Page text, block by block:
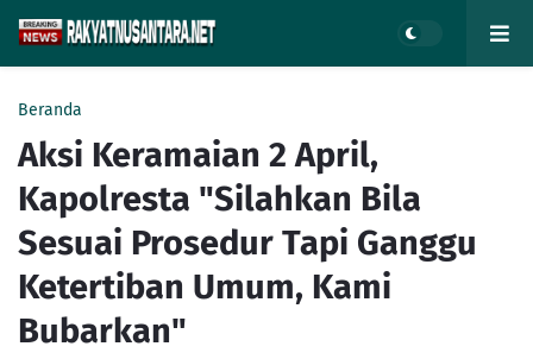
Beranda
Aksi Keramaian 2 April,
Kapolresta "Silahkan Bila
Sesuai Prosedur Tapi Ganggu
Ketertiban Umum, Kami
Bubarkan"